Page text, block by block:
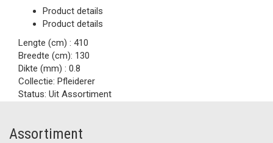
Product details
Product details
Lengte (cm) : 410
Breedte (cm): 130
Dikte (mm) : 0.8
Collectie: Pfleiderer
Status: Uit Assortiment
Assortiment